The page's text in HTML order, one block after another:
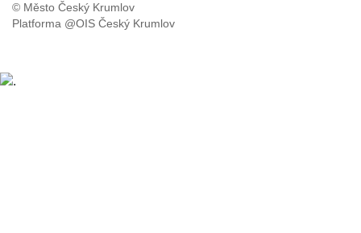
© Město Český Krumlov
Platforma @OIS Český Krumlov